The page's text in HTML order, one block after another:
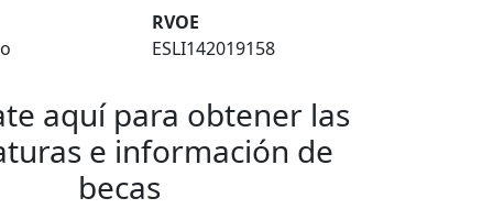
RVOE
ESLI142019158
aquí para obtener las
e información de
becas